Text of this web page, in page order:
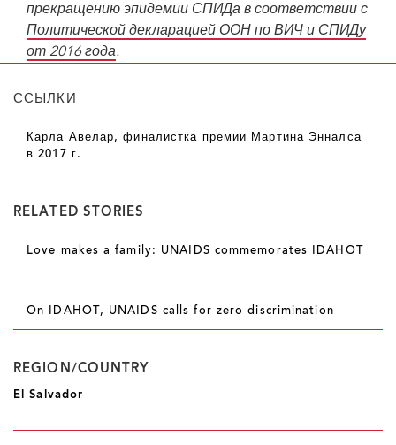
прекращению эпидемии СПИДа в соответствии с
Политической декларацией ООН по ВИЧ и СПИДу
от 2016 года.
ССЫЛКИ
Карла Авелар, финалистка премии Мартина Энналса
в 2017 г.
RELATED STORIES
Love makes a family: UNAIDS commemorates IDAHOT
On IDAHOT, UNAIDS calls for zero discrimination
REGION/COUNTRY
El Salvador